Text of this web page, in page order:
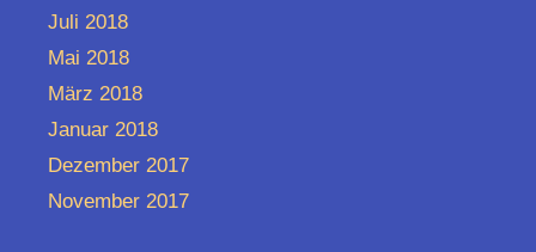
Juli 2018
Mai 2018
März 2018
Januar 2018
Dezember 2017
November 2017